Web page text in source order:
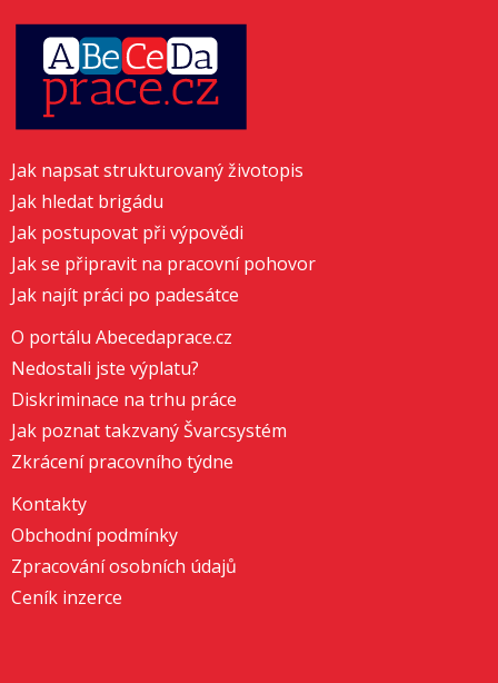
Jak napsat strukturovaný životopis
Jak hledat brigádu
Jak postupovat při výpovědi
Jak se připravit na pracovní pohovor
Jak najít práci po padesátce
O portálu Abecedaprace.cz
Nedostali jste výplatu?
Diskriminace na trhu práce
Jak poznat takzvaný Švarcsystém
Zkrácení pracovního týdne
Kontakty
Obchodní podmínky
Zpracování osobních údajů
Ceník inzerce